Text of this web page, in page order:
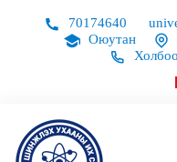
70174640
Оюутан